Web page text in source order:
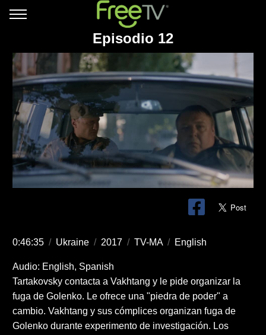
Episodio 12
0:46:35 / Ukraine / 2017 / TV-MA / English
Audio: English, Spanish
Tartakovsky contacta a Vakhtang y le pide organizar la
fuga de Golenko. Le ofrece una "piedra de poder" a
cambio. Vakhtang y sus cómplices organizan fuga de
Golenko durante experimento de investigación. Los